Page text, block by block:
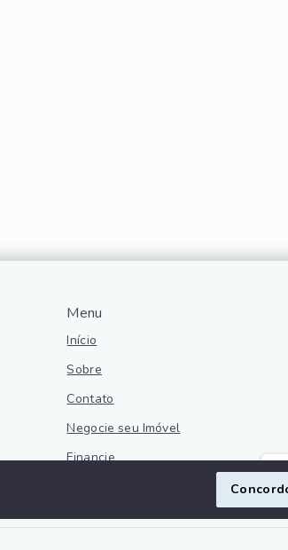
Menu
Início
Sobre
Contato
Negocie seu Imóvel
Financie